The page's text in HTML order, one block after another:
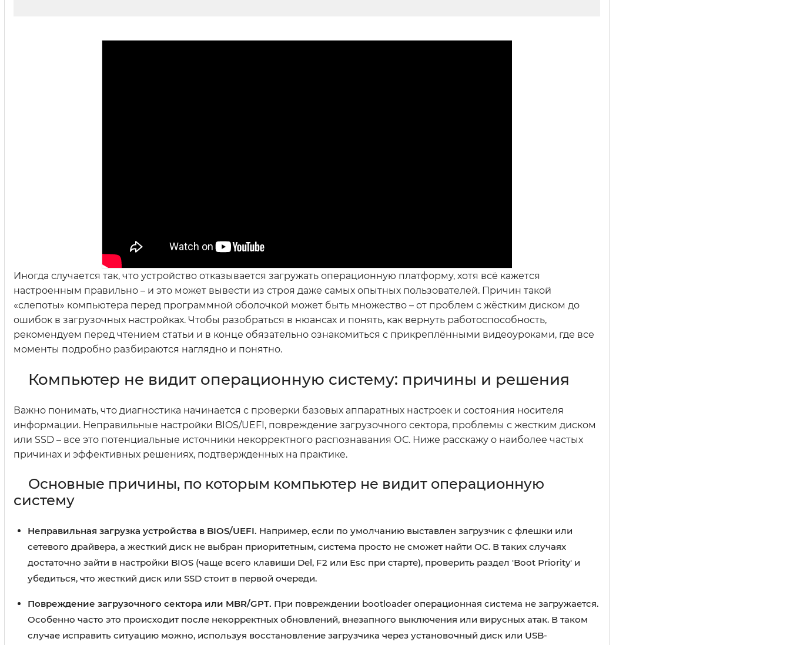
Иногда случается так, что устройство отказывается загружать операционную платформу, хотя всё кажется
настроенным правильно – и это может вывести из строя даже самых опытных пользователей. Причин такой
«слепоты» компьютера перед программной оболочкой может быть множество – от проблем с жёстким диском до
ошибок в загрузочных настройках. Чтобы разобраться в нюансах и понять, как вернуть работоспособность,
рекомендуем перед чтением статьи и в конце обязательно ознакомиться с прикреплёнными видеоуроками, где все
моменты подробно разбираются наглядно и понятно.
Компьютер не видит операционную систему: причины и решения
Важно понимать, что диагностика начинается с проверки базовых аппаратных настроек и состояния носителя
информации. Неправильные настройки BIOS/UEFI, повреждение загрузочного сектора, проблемы с жестким диском
или SSD – все это потенциальные источники некорректного распознавания ОС. Ниже расскажу о наиболее частых
причинах и эффективных решениях, подтвержденных на практике.
Основные причины, по которым компьютер не видит операционную
систему
Неправильная загрузка устройства в BIOS/UEFI. Например, если по умолчанию выставлен загрузчик с флешки или
сетевого драйвера, а жесткий диск не выбран приоритетным, система просто не сможет найти ОС. В таких случаях
достаточно зайти в настройки BIOS (чаще всего клавиши Del, F2 или Esc при старте), проверить раздел 'Boot Priority' и
убедиться, что жесткий диск или SSD стоит в первой очереди.
Повреждение загрузочного сектора или MBR/GPT. При повреждении bootloader операционная система не загружается.
Особенно часто это происходит после некорректных обновлений, внезапного выключения или вирусных атак. В таком
случае исправить ситуацию можно, используя восстановление загрузчика через установочный диск или USB-